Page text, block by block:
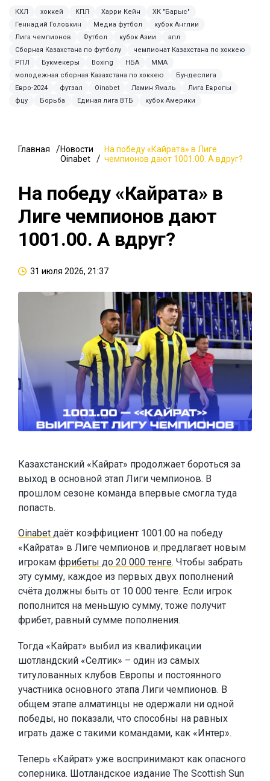
КХЛ хоккей КПЛ Харри Кейн
ХК "Барыс"
Геннадий Головкин
Медиа футбол
кубок Англии
Лига чемпионов
Футбол кубок Азии
апл
Сборная Казахстана по футболу
чемпионат Казахстана по хоккею
РПЛ
Букмекеры Boxing НБА
MMA
молодежная сборная Казахстана по хоккею
Бундеслига
Евро-2024
футзал Oinabet Ламин Ямаль
Лига Европы
фцу
Борьба Единая лига ВТБ кубок Америки
Главная
Новости
Oinabet
На победу «Кайрата» в Лиге
чемпионов дают 1001.00. А вдруг?
На победу «Кайрата» в
Лиге чемпионов дают
1001.00. А вдруг?
31 июля 2026, 21:37
Казахстанский «Кайрат» продолжает бороться за
выход в основной этап Лиги чемпионов. В
прошлом сезоне команда впервые смогла туда
попасть.
Oinabet даёт коэффициент 1001.00 на победу
«Кайрата» в Лиге чемпионов и предлагает новым
игрокам фрибеты до 20 000 тенге. Чтобы забрать
эту сумму, каждое из первых двух пополнений
счёта должны быть от 10 000 тенге. Если игрок
пополнится на меньшую сумму, тоже получит
фрибет, равный сумме пополнения.
Тогда «Кайрат» выбил из квалификации
шотландский «Селтик» – один из самых
титулованных клубов Европы и постоянного
участника основного этапа Лиги чемпионов. В
общем этапе алматинцы не одержали ни одной
победы, но показали, что способны на равных
играть даже с такими командами, как «Интер».
Теперь «Кайрат» уже воспринимают как опасного
соперника. Шотландское издание The Scottish Sun